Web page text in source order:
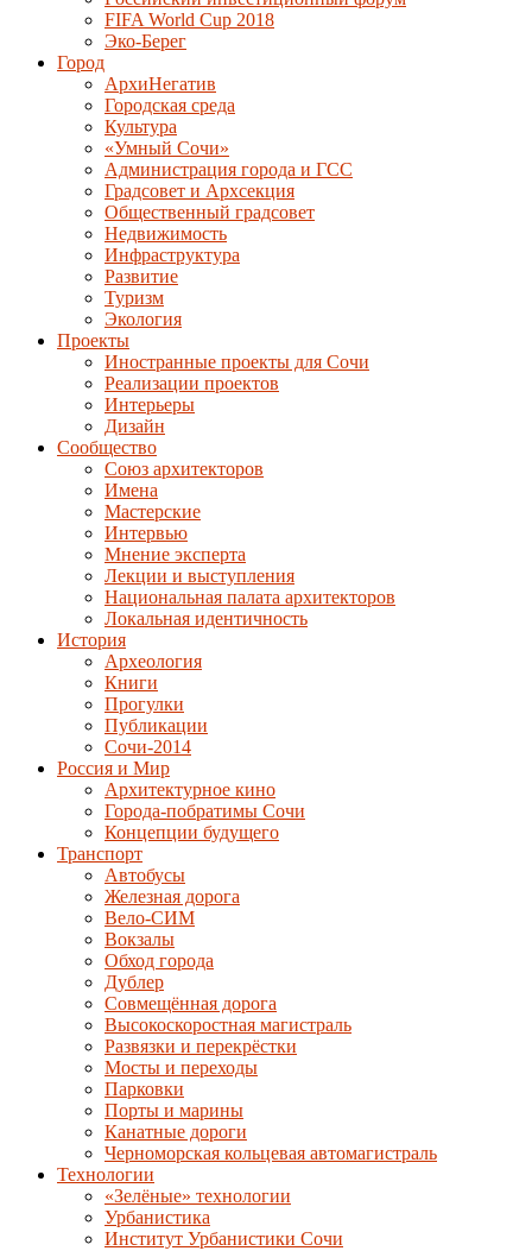
FIFA World Cup 2018
Эко-Берег
Город
АрхиНегатив
Городская среда
Культура
«Умный Сочи»
Администрация города и ГСС
Градсовет и Архсекция
Общественный градсовет
Недвижимость
Инфраструктура
Развитие
Туризм
Экология
Проекты
Иностранные проекты для Сочи
Реализации проектов
Интерьеры
Дизайн
Сообщество
Союз архитекторов
Имена
Мастерские
Интервью
Мнение эксперта
Лекции и выступления
Национальная палата архитекторов
Локальная идентичность
История
Археология
Книги
Прогулки
Публикации
Сочи-2014
Россия и Мир
Архитектурное кино
Города-побратимы Сочи
Концепции будущего
Транспорт
Автобусы
Железная дорога
Вело-СИМ
Вокзалы
Обход города
Дублер
Совмещённая дорога
Высокоскоростная магистраль
Развязки и перекрёстки
Мосты и переходы
Парковки
Порты и марины
Канатные дороги
Черноморская кольцевая автомагистраль
Технологии
«Зелёные» технологии
Урбанистика
Институт Урбанистики Сочи